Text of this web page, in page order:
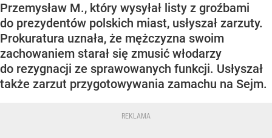
Przemysław M., który wysyłał listy z groźbami
do prezydentów polskich miast, usłyszał zarzuty.
Prokuratura uznała, że mężczyzna swoim
zachowaniem starał się zmusić włodarzy
do rezygnacji ze sprawowanych funkcji. Usłyszał
także zarzut przygotowywania zamachu na Sejm.